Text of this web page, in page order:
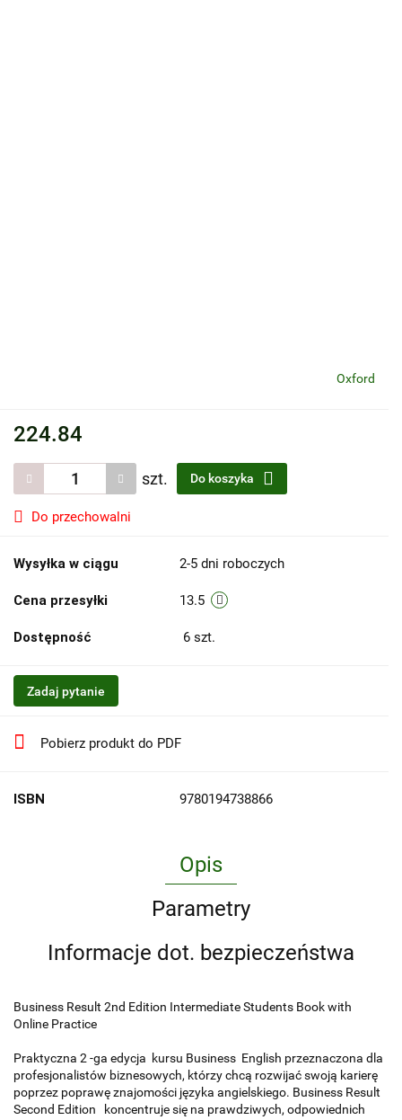
Oxford
224.84
szt. Do koszyka
Do przechowalni
Wysyłka w ciągu 2-5 dni roboczych
Cena przesyłki 13.5
Dostępność 6 szt.
Zadaj pytanie
Pobierz produkt do PDF
ISBN 9780194738866
Opis
Parametry
Informacje dot. bezpieczeństwa
Business Result 2nd Edition Intermediate Students Book with
Online Practice
Praktyczna 2 -ga edycja kursu Business English przeznaczona dla
profesjonalistów biznesowych, którzy chcą rozwijać swoją karierę
poprzez poprawę znajomości języka angielskiego. Business Result
Second Edition koncentruje się na prawdziwych, odpowiednich